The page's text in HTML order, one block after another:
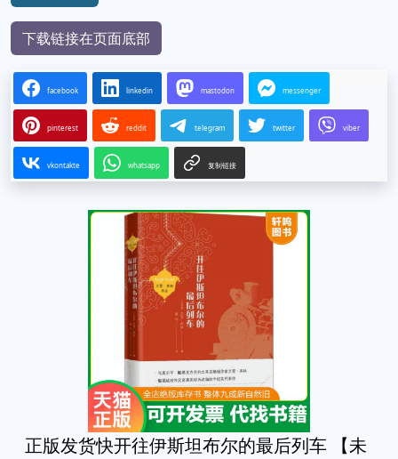
下载链接在页面底部
facebook linkedin mastodon messenger
pinterest reddit telegram twitter viber
vkontakte whatsapp 复制链接
正版发货快开往伊斯坦布尔的最后列车 【未